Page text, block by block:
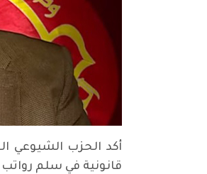
أكد الحزب الشيوعي
قانونية في سلم